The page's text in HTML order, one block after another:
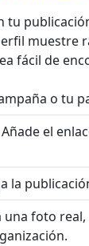
tu
muestre
fácil de
o tu
Añade el
la
una foto